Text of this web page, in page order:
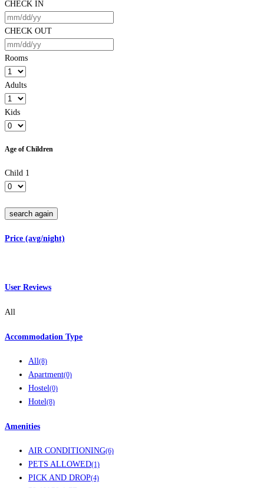
CHECK IN
CHECK OUT
Rooms
Adults
Kids
Age of Children
Child 1
search again
Price (avg/night)
User Reviews
All
Accommodation Type
All(8)
Apartment(0)
Hostel(0)
Hotel(8)
Amenities
AIR CONDITIONING(6)
PETS ALLOWED(1)
PICK AND DROP(4)